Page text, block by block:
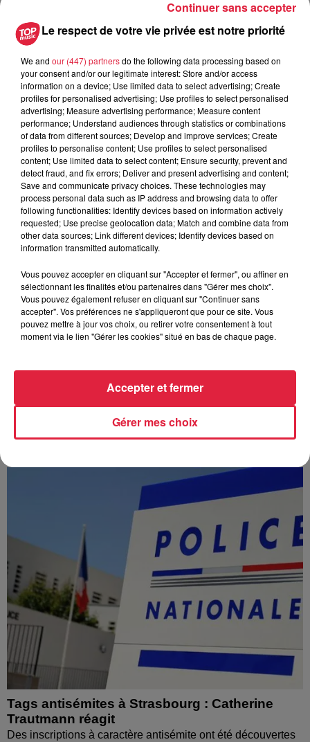
avec les flamants rouges
À découvrir également
À Hoerdt, de l’eau brune sort des robinets
Depuis plusieurs jours, des habitants de Hoerdt ont vu de
l’eau brune s’écouler de leurs robinets. Face aux
Tags antisémites à Strasbourg : Catherine
Trautmann réagit
Des inscriptions à caractère antisémite ont été découvertes
Le respect de votre vie privée est notre priorité
We and our (447) partnersdo the following data processing based on
your consent and/or our legitimate interest: Store and/or access
information on a device; Use limited data to select advertising; Create
profiles for personalised advertising; Use profiles to select personalised
advertising; Measure advertising performance; Measure content
performance; Understand audiences through statistics or combinations
of data from different sources; Develop and improve services; Create
profiles to personalise content; Use profiles to select personalised
content; Use limited data to select content; Ensure security, prevent and
detect fraud, and fix errors; Deliver and present advertising and content;
Save and communicate privacy choices. These technologies may
process personal data such as IP address and browsing data to offer
following functionalities: Identify devices based on information actively
requested; Use precise geolocation data; Match and combine data from
other data sources; Link different devices; Identify devices based on
information transmitted automatically.
Vous pouvez accepter en cliquant sur "Accepter et fermer", ou affiner en
sélectionnant les finalités et/ou partenaires dans "Gérer mes choix".
Vous pouvez également refuser en cliquant sur "Continuer sans
accepter". Vos préférences ne s'appliqueront que pour ce site. Vous
pouvez mettre à jour vos choix, ou retirer votre consentement à tout
moment via le lien "Gérer les cookies" situé en bas de chaque page.
Gérer mes choix
Accepter et fermer
Continuer sans accepter